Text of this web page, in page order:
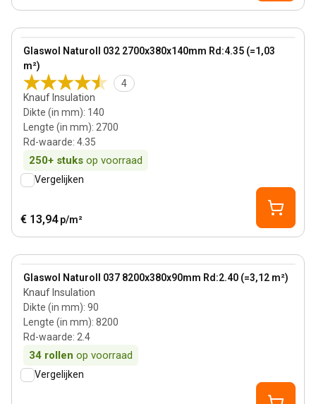
Glaswol Naturoll 032 2700x380x140mm Rd:4.35 (=1,03
m²)
4
Knauf Insulation
Dikte (in mm): 140
Lengte (in mm): 2700
Rd-waarde: 4.35
250+ stuks op voorraad
View product
Vergelijken
€ 13,94 p/m²
Glaswol Naturoll 037 8200x380x90mm Rd:2.40 (=3,12 m²)
Knauf Insulation
Dikte (in mm): 90
Lengte (in mm): 8200
Rd-waarde: 2.4
34 rollen op voorraad
View product
Vergelijken